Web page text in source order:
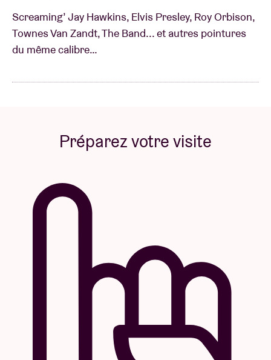
Screaming’ Jay Hawkins, Elvis Presley, Roy Orbison,
Townes Van Zandt, The Band... et autres pointures
du même calibre…
Préparez votre visite